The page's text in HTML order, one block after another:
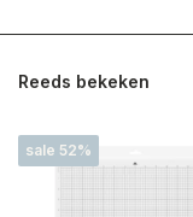
Reeds bekeken
sale 52%